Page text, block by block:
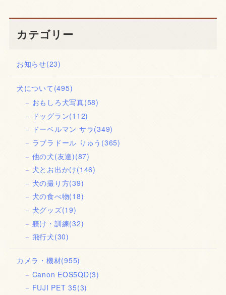
カテゴリー
お知らせ(23)
犬について (495)
おもしろ犬写真(58)
ドッグラン(112)
ドーベルマン サラ(349)
ラブラドール りゅう (365)
他の犬(友達)(87)
犬とお出かけ(146)
犬の撮り方(39)
犬の食べ物(18)
犬グッズ(19)
躾け・訓練(32)
飛行犬(30)
カメラ・機材(955)
Canon EOS5QD(3)
FUJI PET 35(3)